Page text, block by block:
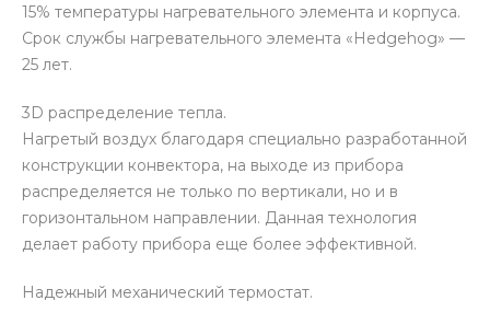
15% температуры нагревательного элемента и корпуса.
Срок службы нагревательного элемента «Hedgehog» —
25 лет.
3D распределение тепла.
Нагретый воздух благодаря специально разработанной
конструкции конвектора, на выходе из прибора
распределяется не только по вертикали, но и в
горизонтальном направлении. Данная технология
делает работу прибора еще более эффективной.
Надежный механический термостат.